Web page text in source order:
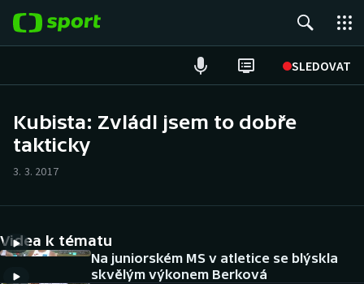
SLEDOVAT
Hokej
Cyklistika
Kubista: Zvládl jsem to dobře
takticky
3. 3. 2017
Videa k tématu
Na juniorském MS v atletice se blýskla
skvělým výkonem Berková